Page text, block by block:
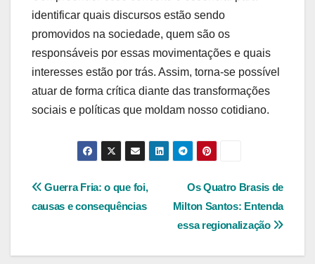
identificar quais discursos estão sendo
promovidos na sociedade, quem são os
responsáveis por essas movimentações e quais
interesses estão por trás. Assim, torna-se possível
atuar de forma crítica diante das transformações
sociais e políticas que moldam nosso cotidiano.
Navegação
Post
Os Quatro Brasis de
Milton Santos: Entenda
essa regionalização
Guerra Fria: o que foi,
causas e consequências